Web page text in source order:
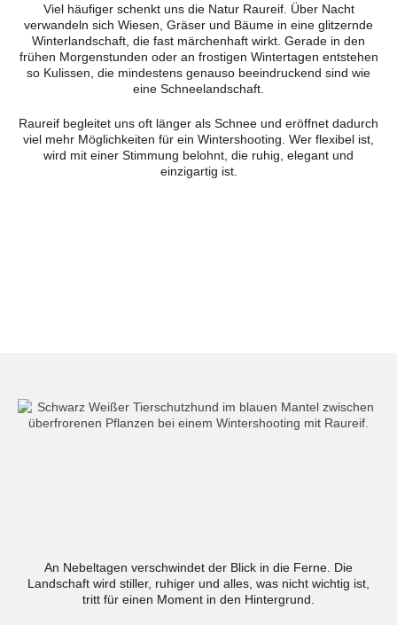
Viel häufiger schenkt uns die Natur Raureif. Über Nacht
verwandeln sich Wiesen, Gräser und Bäume in eine glitzernde
Winterlandschaft, die fast märchenhaft wirkt. Gerade in den
frühen Morgenstunden oder an frostigen Wintertagen entstehen
so Kulissen, die mindestens genauso beeindruckend sind wie
eine Schneelandschaft.
Raureif begleitet uns oft länger als Schnee und eröffnet dadurch
viel mehr Möglichkeiten für ein Wintershooting. Wer flexibel ist,
wird mit einer Stimmung belohnt, die ruhig, elegant und
einzigartig ist.
An Nebeltagen verschwindet der Blick in die Ferne. Die
Landschaft wird stiller, ruhiger und alles, was nicht wichtig ist,
tritt für einen Moment in den Hintergrund.